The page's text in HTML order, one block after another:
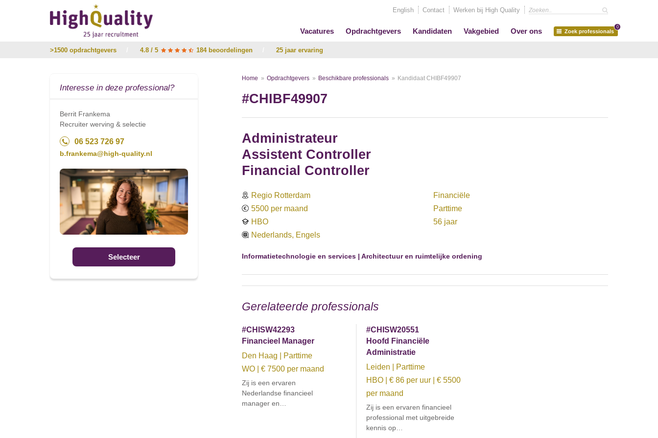
English Contact Werken bij High Quality
Vacatures Opdrachtgevers Kandidaten Vakgebied Over ons Zoek professionals
0
>1500 opdrachtgevers 4.8 / 5 184 beoordelingen 25 jaar ervaring
Interesse in deze professional?
Berrit Frankema
Recruiter werving & selectie
06 523 726 97
b.frankema@high-quality.nl
Selecteer
Home Opdrachtgevers Beschikbare professionals Kandidaat CHIBF49907
#CHIBF49907
Administrateur
Assistent Controller
Financial Controller
Regio Rotterdam
5500 per maand
HBO
Nederlands, Engels
Financiële
Parttime
56 jaar
Informatietechnologie en services | Architectuur en ruimtelijke ordening
Gerelateerde professionals
#CHISW42293
Financieel Manager
Den Haag | Parttime
WO | € 7500 per maand
Zij is een ervaren
Nederlandse financieel
manager en…
#CHISW20551
Hoofd Financiële
Administratie
Leiden | Parttime
HBO | € 86 per uur | € 5500
per maand
Zij is een ervaren financieel
professional met uitgebreide
kennis op…